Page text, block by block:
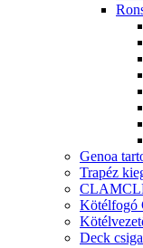
Genoa
Trapéz
Kötélfogó
Deck